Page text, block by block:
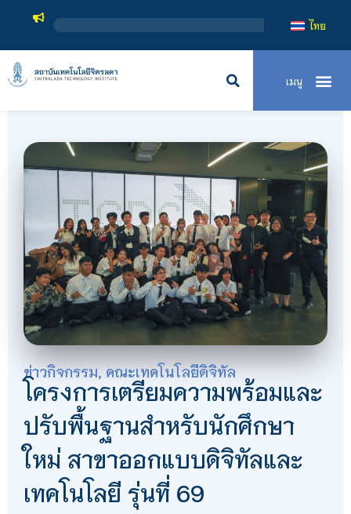
สถาบันเทคโนโลยีจิตรล
ไทย
ข่าวกิจกรรม คณะเทคโนโลยีดิจิทัล
โครงการเตรียมความพร้อมและ
ปรับพื้นฐานสำหรับนักศึกษา
ใหม่ สาขาออกแบบดิจิทัลและ
เทคโนโลยี รุ่นที่ 69